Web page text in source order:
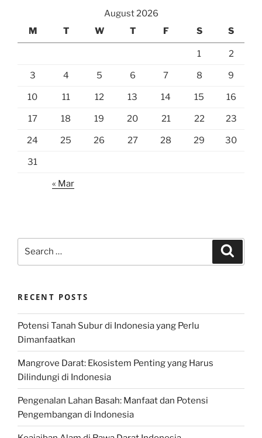
August 2026
M
T W T F S S
1 2
3 4 5 6 7 8 9
10 11 12 13 14 15 16
17 18 19 20 21 22 23
24 25 26 27 28 29 30
31
« Mar
RECENT POSTS
Potensi Tanah Subur di Indonesia yang Perlu
Dimanfaatkan
Mangrove Darat: Ekosistem Penting yang Harus
Dilindungi di Indonesia
Pengenalan Lahan Basah: Manfaat dan Potensi
Pengembangan di Indonesia